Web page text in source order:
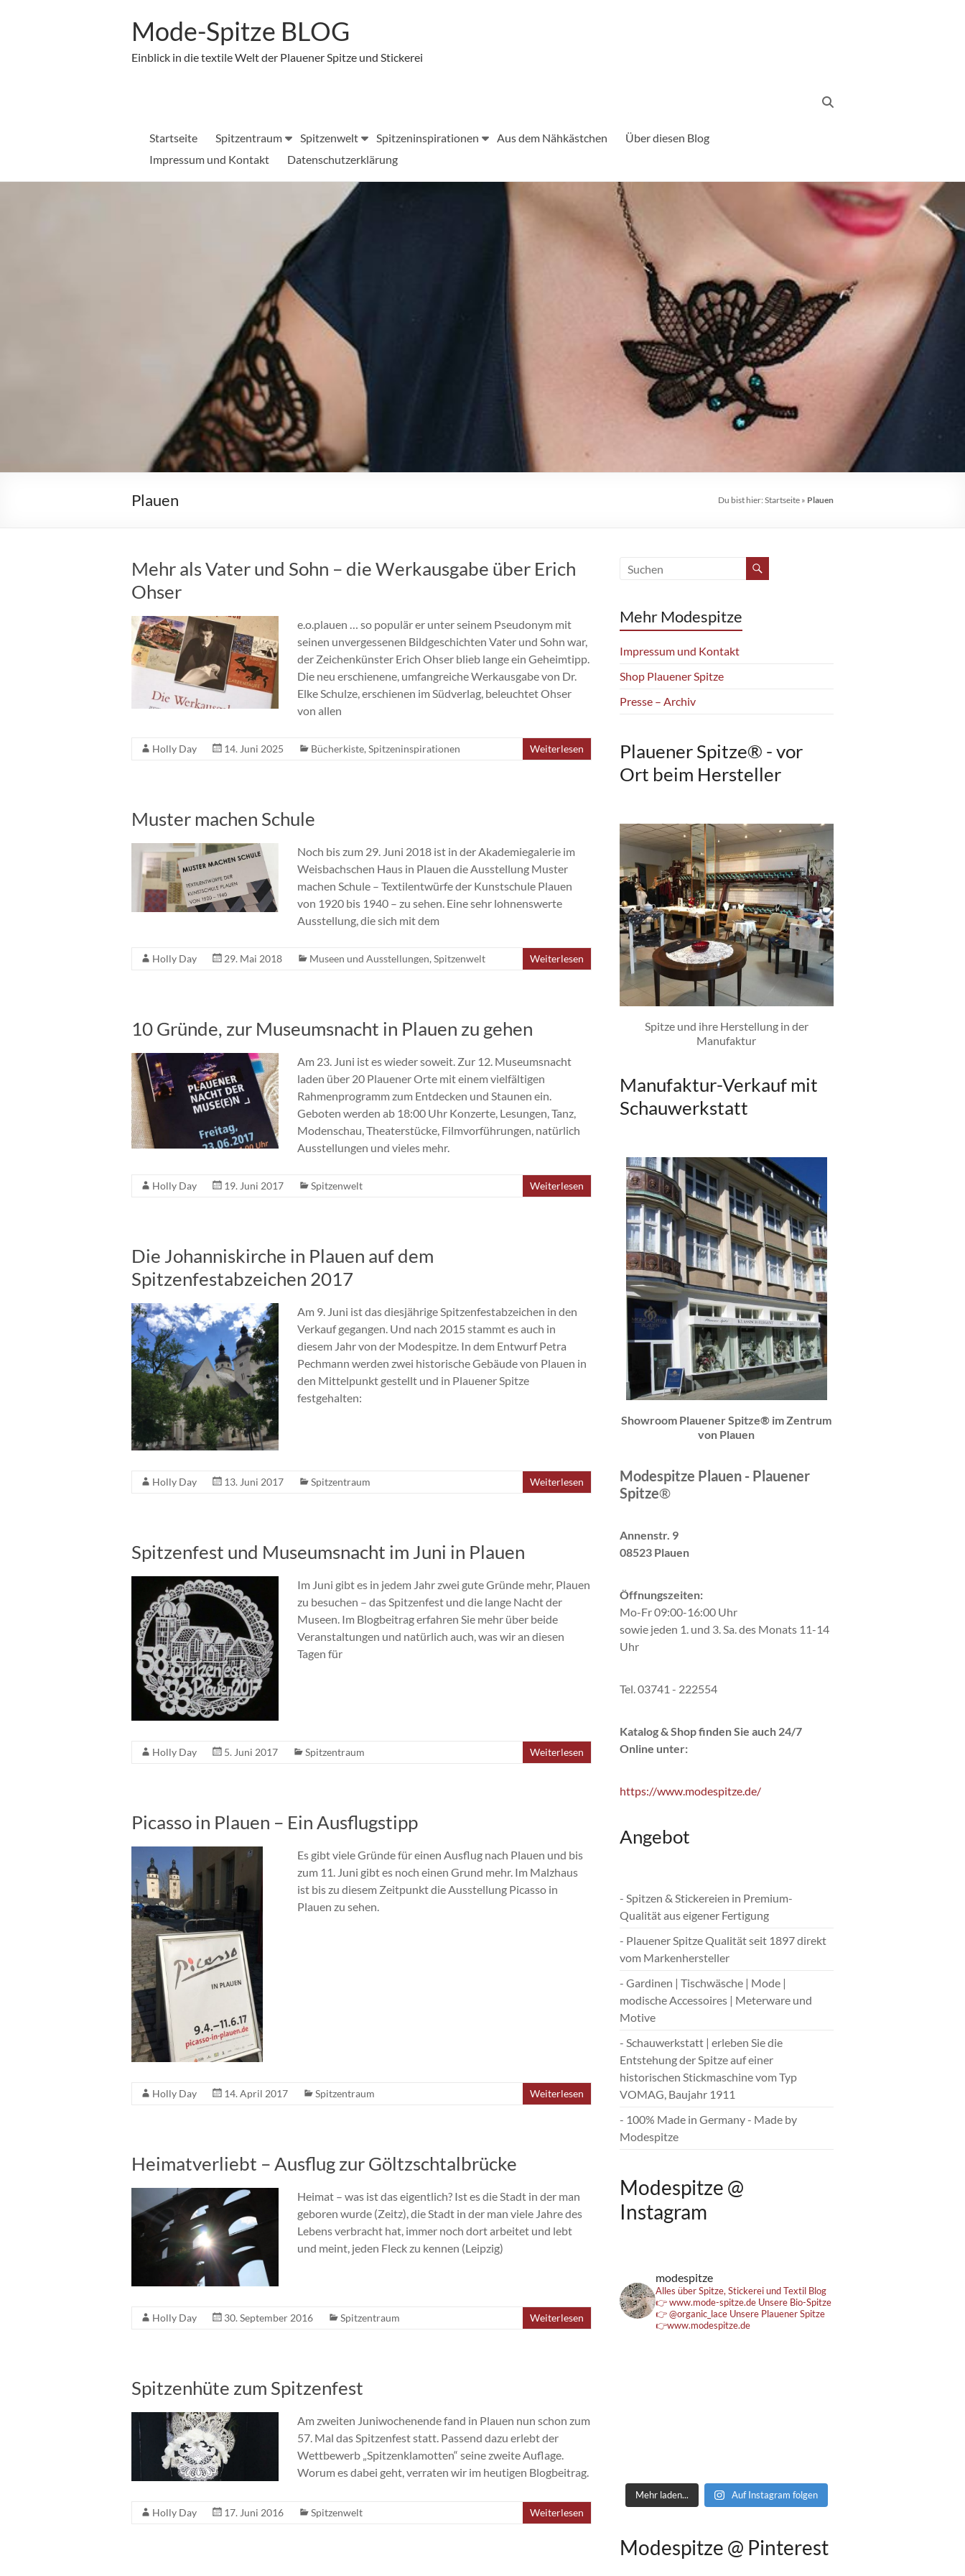
Mode-Spitze BLOG
Einblick in die textile Welt der Plauener Spitze und Stickerei
Startseite Spitzentraum Spitzenwelt Spitzeninspirationen Aus dem Nähkästchen
Über diesen Blog
Impressum und Kontakt
Datenschutzerklärung
Plauen Du bist hier: Startseite » Plauen
Mehr als Vater und Sohn – die Werkausgabe über Erich
Ohser
e.o.plauen … so populär er unter seinem Pseudonym mit
seinen unvergessenen Bildgeschichten Vater und Sohn war,
der Zeichenkünster Erich Ohser blieb lange ein Geheimtipp.
Die neu erschienene, umfangreiche Werkausgabe von Dr.
Elke Schulze, erschienen im Südverlag, beleuchtet Ohser
von allen
Holly Day 14. Juni 2025 Bücherkiste, Spitzeninspirationen Weiterlesen
Muster machen Schule
Noch bis zum 29. Juni 2018 ist in der Akademiegalerie im
Weisbachschen Haus in Plauen die Ausstellung Muster
machen Schule – Textilentwürfe der Kunstschule Plauen
von 1920 bis 1940 – zu sehen. Eine sehr lohnenswerte
Ausstellung, die sich mit dem
Holly Day 29. Mai 2018 Museen und Ausstellungen, Spitzenwelt Weiterlesen
10 Gründe, zur Museumsnacht in Plauen zu gehen
Am 23. Juni ist es wieder soweit. Zur 12. Museumsnacht
laden über 20 Plauener Orte mit einem vielfältigen
Rahmenprogramm zum Entdecken und Staunen ein.
Geboten werden ab 18:00 Uhr Konzerte, Lesungen, Tanz,
Modenschau, Theaterstücke, Filmvorführungen, natürlich
Ausstellungen und vieles mehr.
Holly Day 19. Juni 2017 Spitzenwelt Weiterlesen
Die Johanniskirche in Plauen auf dem
Spitzenfestabzeichen 2017
Am 9. Juni ist das diesjährige Spitzenfestabzeichen in den
Verkauf gegangen. Und nach 2015 stammt es auch in
diesem Jahr von der Modespitze. In dem Entwurf Petra
Pechmann werden zwei historische Gebäude von Plauen in
den Mittelpunkt gestellt und in Plauener Spitze
festgehalten:
Holly Day 13. Juni 2017 Spitzentraum Weiterlesen
Spitzenfest und Museumsnacht im Juni in Plauen
Im Juni gibt es in jedem Jahr zwei gute Gründe mehr, Plauen
zu besuchen – das Spitzenfest und die lange Nacht der
Museen. Im Blogbeitrag erfahren Sie mehr über beide
Veranstaltungen und natürlich auch, was wir an diesen
Tagen für
Holly Day 5. Juni 2017 Spitzentraum Weiterlesen
Picasso in Plauen – Ein Ausflugstipp
Es gibt viele Gründe für einen Ausflug nach Plauen und bis
zum 11. Juni gibt es noch einen Grund mehr. Im Malzhaus
ist bis zu diesem Zeitpunkt die Ausstellung Picasso in
Plauen zu sehen.
Holly Day 14. April 2017 Spitzentraum Weiterlesen
Heimatverliebt – Ausflug zur Göltzschtalbrücke
Heimat – was ist das eigentlich? Ist es die Stadt in der man
geboren wurde (Zeitz), die Stadt in der man viele Jahre des
Lebens verbracht hat, immer noch dort arbeitet und lebt
und meint, jeden Fleck zu kennen (Leipzig)
Holly Day 30. September 2016 Spitzentraum Weiterlesen
Spitzenhüte zum Spitzenfest
Am zweiten Juniwochenende fand in Plauen nun schon zum
57. Mal das Spitzenfest statt. Passend dazu erlebt der
Wettbewerb „Spitzenklamotten“ seine zweite Auflage.
Worum es dabei geht, verraten wir im heutigen Blogbeitrag.
Holly Day 17. Juni 2016 Spitzenwelt Weiterlesen
Mehr Modespitze
Impressum und Kontakt
Shop Plauener Spitze
Presse – Archiv
Plauener Spitze® - vor
Ort beim Hersteller
Spitze und ihre Herstellung in der
Manufaktur
Manufaktur-Verkauf mit
Schauwerkstatt
Showroom Plauener Spitze® im Zentrum
von Plauen
Modespitze Plauen - Plauener
Spitze®
Annenstr. 9
08523 Plauen
Öffnungszeiten:
Mo-Fr 09:00-16:00 Uhr
sowie jeden 1. und 3. Sa. des Monats 11-14
Uhr
Tel. 03741 - 222554
Katalog & Shop finden Sie auch 24/7
Online unter:
https://www.modespitze.de/
Angebot
- Spitzen & Stickereien in Premium-
Qualität aus eigener Fertigung
- Plauener Spitze Qualität seit 1897 direkt
vom Markenhersteller
- Gardinen | Tischwäsche | Mode |
modische Accessoires | Meterware und
Motive
- Schauwerkstatt | erleben Sie die
Entstehung der Spitze auf einer
historischen Stickmaschine vom Typ
VOMAG, Baujahr 1911
- 100% Made in Germany - Made by
Modespitze
Modespitze @
Instagram
modespitze
Alles über Spitze, Stickerei und TextilBlog
👉 www.mode-spitze.deUnsere Bio-Spitze
👉 @organic_lace Unsere Plauener Spitze
👉www.modespitze.de
Mehr laden... Auf Instagram folgen
Modespitze @ Pinterest